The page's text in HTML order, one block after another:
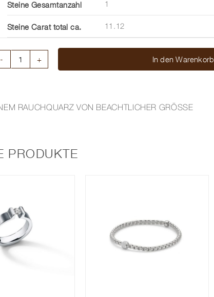
Steine Gesamtanzahl 1
Steine Carat total ca. 11.12
Menge
In den Warenkorb
RAUCHQUARZ VON BEACHTLICHER GRÖSSE
PRODUKTE